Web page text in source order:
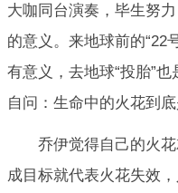
大咖同台演奏，毕生努
的意义。来地球前的“22
有意义，去地球“投胎”
自问：生命中的火花到
乔伊觉得自己的火
成目标就代表火花失效